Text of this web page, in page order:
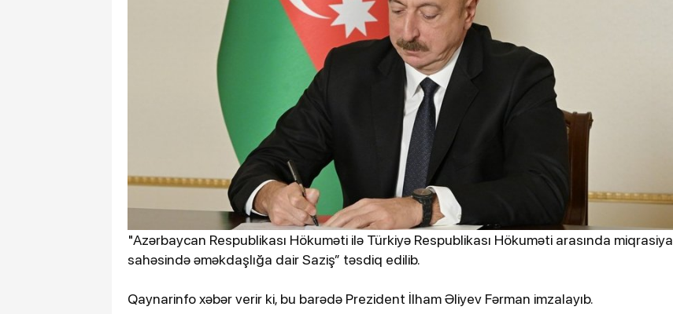
"Azərbaycan Respublikası Hökuməti ilə Türkiyə Respublikası Hökuməti arasında miqrasiya
sahəsində əməkdaşlığa dair Saziş” təsdiq edilib.
Qaynarinfo xəbər verir ki, bu barədə Prezident İlham Əliyev Fərman imzalayıb.